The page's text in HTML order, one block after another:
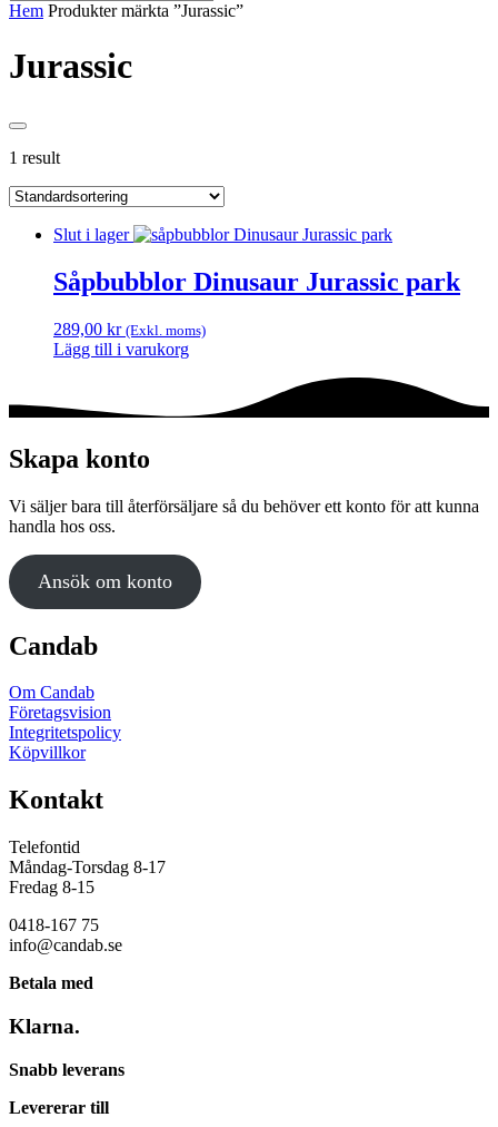
Hem Produkter märkta ”Jurassic”
Jurassic
1 result
Slut i lager
Såpbubblor Dinusaur Jurassic park
289,00 kr (Exkl. moms)
Lägg till i varukorg
Skapa konto
Vi säljer bara till återförsäljare så du behöver ett konto för att kunna
handla hos oss.
Ansök om konto
Candab
Om Candab
Företagsvision
Integritetspolicy
Köpvillkor
Kontakt
Telefontid
Måndag-Torsdag 8-17
Fredag 8-15
0418-167 75
info@candab.se
Betala med
Klarna.
Snabb leverans
Levererar till